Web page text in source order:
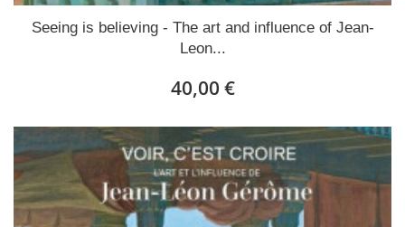
Seeing is believing - The art and influence of Jean-
Leon...
40,00 €